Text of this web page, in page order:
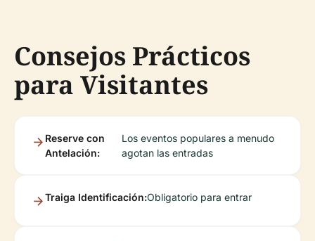
Consejos Prácticos
para Visitantes
Reserve con
Antelación:
Los eventos populares a menudo
agotan las entradas
Traiga Identificación:Obligatorio para entrar